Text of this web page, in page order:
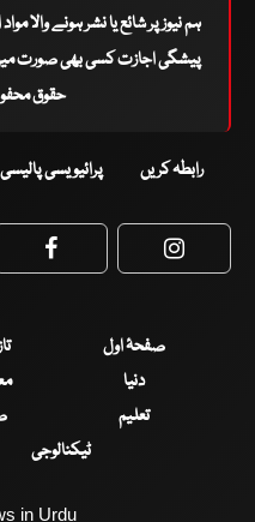
ہم نیوز پر شائع یا نشر ہونے والا
پیشگی اجازت کسی بھی صورت میں
حقوق محفوظ
رابطہ کریں پرائیویسی پالیسی
Facebook
صفحۂ اول
دنیا
تعلیم
ٹیکنالوجی
in Urdu